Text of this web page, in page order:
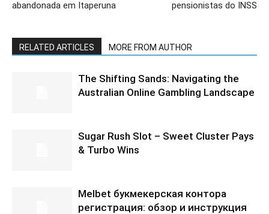
abandonada em Itaperuna pensionistas do INSS
RELATED ARTICLES MORE FROM AUTHOR
The Shifting Sands: Navigating the
Australian Online Gambling Landscape
Sugar Rush Slot – Sweet Cluster Pays
& Turbo Wins
Melbet букмекерская контора
регистрация: обзор и инструкция